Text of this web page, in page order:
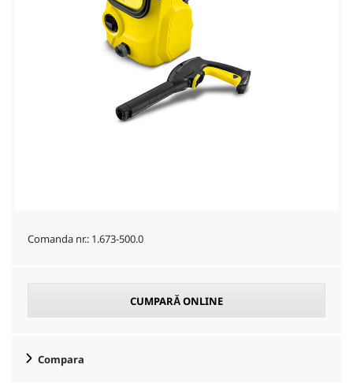
Comanda nr.: 1.673-500.0
CUMPARĂ ONLINE
Compara